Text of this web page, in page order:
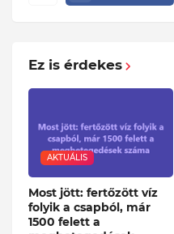
Ez is érdekes
AKTUÁLIS
Most jött: fertőzött víz
folyik a csapból, már
1500 felett a